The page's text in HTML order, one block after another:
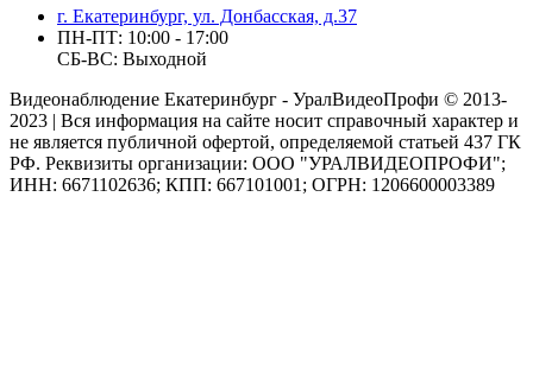
г. Екатеринбург, ул. Донбасская, д.37
ПН-ПТ: 10:00 - 17:00
СБ-ВС: Выходной
Видеонаблюдение Екатеринбург - УралВидеоПрофи © 2013-
2023 | Вся информация на сайте носит справочный характер и
не является публичной офертой, определяемой статьей 437 ГК
РФ. Реквизиты организации: ООО "УРАЛВИДЕОПРОФИ";
ИНН: 6671102636; КПП: 667101001; ОГРН: 1206600003389